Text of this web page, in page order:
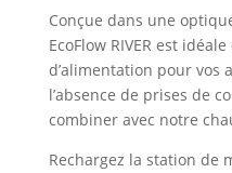
Conçue dans une
EcoFlow RIVER est
d’alimentation pour vos
l’absence de prises de
combiner avec notre
Rechargez la station de